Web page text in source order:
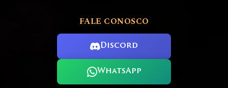
FALE CONOSCO
Discord
WhatsApp